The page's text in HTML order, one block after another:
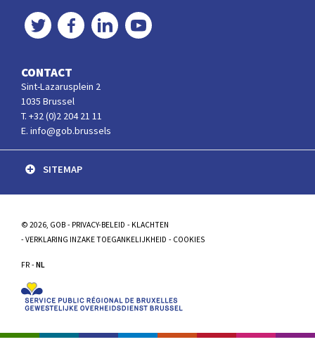
Twitter FacebookLinkedInYouTube
CONTACT
Sint-Lazarusplein 2
1035 Brussel
T. +32 (0)2 204 21 11
E. info@gob.brussels
SITEMAP
© 2026, GOB PRIVACY-BELEID
KLACHTEN
VERKLARING INZAKE TOEGANKELIJKHEID
COOKIES
FR NL